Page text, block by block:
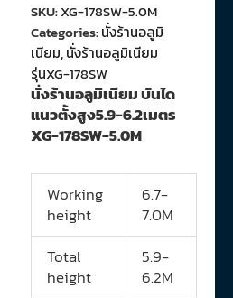
SKU:XG-178SW-5.0M
Categories:นั่งร้านอลูมิ
เนียม,นั่งร้านอลูมิเนียม
รุ่นXG-178SW
นั่งร้านอลูมิเนียม บันได
แนวตั้งสูง5.9-6.2เมตร
XG-178SW-5.0M
Working
height
6.7-
7.0M
Total
height
5.9-
6.2M